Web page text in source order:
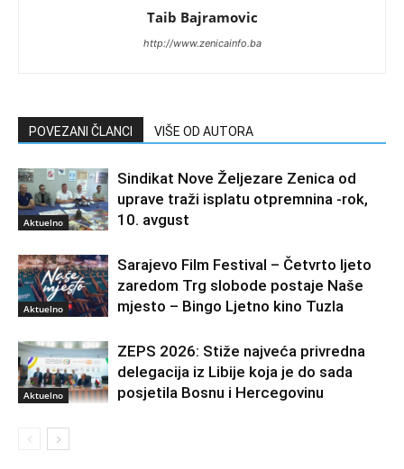
Taib Bajramovic
http://www.zenicainfo.ba
POVEZANI ČLANCI VIŠE OD AUTORA
Aktuelno
Sindikat Nove Željezare Zenica od
uprave traži isplatu otpremnina -rok,
10. avgust
Aktuelno
Sarajevo Film Festival – Četvrto ljeto
zaredom Trg slobode postaje Naše
mjesto – Bingo Ljetno kino Tuzla
Aktuelno
ZEPS 2026: Stiže najveća privredna
delegacija iz Libije koja je do sada
posjetila Bosnu i Hercegovinu